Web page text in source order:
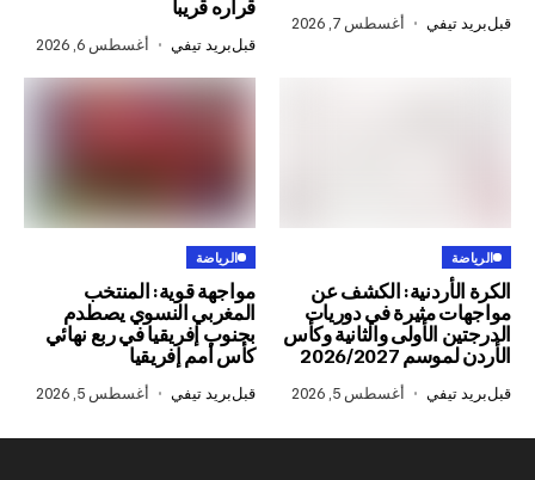
أغسطس 7, 2026
أغسطس 6, 2026
الكشف عن
في دوريات
والثانية وكأس
2027
أغسطس 5, 2026
مواجهة قوية: المنتخب
المغربي النسوي يصطدم
بجنوب إفريقيا في ربع نهائي
كأس أمم إفريقيا
قبلبريد تيفي أغسطس 5, 2026